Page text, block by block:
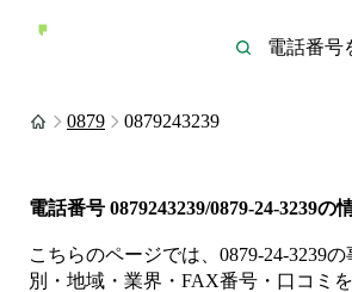
0879 0879243239
電話番号 0879243239/0879-24-3239の
こちらのページでは、 0879-24-3239の
別・地域・業界・FAX番号・口コミ